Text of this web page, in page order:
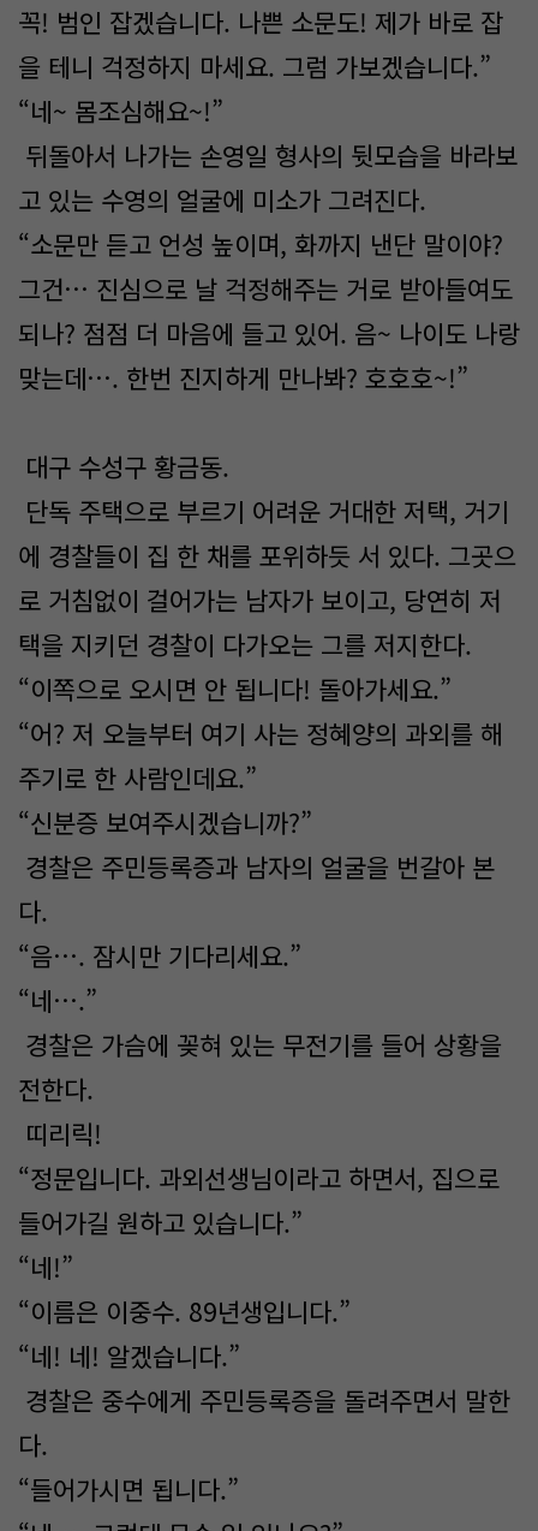
꼭! 범인 잡겠습니다. 나쁜 소문도! 제가 바로 잡
을 테니 걱정하지 마세요. 그럼 가보겠습니다.”
“네~ 몸조심해요~!”
뒤돌아서 나가는 손영일 형사의 뒷모습을 바라보
고 있는 수영의 얼굴에 미소가 그려진다.
“소문만 듣고 언성 높이며, 화까지 낸단 말이야?
그건… 진심으로 날 걱정해주는 거로 받아들여도
되나? 점점 더 마음에 들고 있어. 음~ 나이도 나랑
맞는데…. 한번 진지하게 만나봐? 호호호~!”
대구 수성구 황금동.
단독 주택으로 부르기 어려운 거대한 저택, 거기
에 경찰들이 집 한 채를 포위하듯 서 있다. 그곳으
로 거침없이 걸어가는 남자가 보이고, 당연히 저
택을 지키던 경찰이 다가오는 그를 저지한다.
“이쪽으로 오시면 안 됩니다! 돌아가세요.”
“어? 저 오늘부터 여기 사는 정혜양의 과외를 해
주기로 한 사람인데요.”
“신분증 보여주시겠습니까?”
경찰은 주민등록증과 남자의 얼굴을 번갈아 본
다.
“음…. 잠시만 기다리세요.”
“네….”
경찰은 가슴에 꽂혀 있는 무전기를 들어 상황을
전한다.
띠리릭!
“정문입니다. 과외선생님이라고 하면서, 집으로
들어가길 원하고 있습니다.”
“네!”
“이름은 이중수. 89년생입니다.”
“네! 네! 알겠습니다.”
경찰은 중수에게 주민등록증을 돌려주면서 말한
다.
“들어가시면 됩니다.”